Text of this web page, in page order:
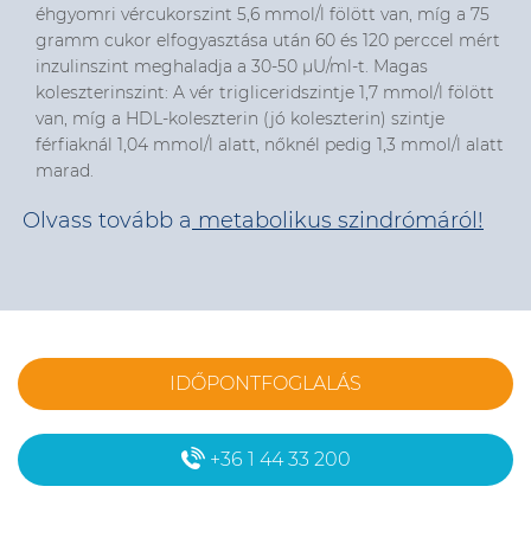
éhgyomri vércukorszint 5,6 mmol/l fölött van, míg a 75
gramm cukor elfogyasztása után 60 és 120 perccel mért
inzulinszint meghaladja a 30-50 µU/ml-t. Magas
koleszterinszint: A vér trigliceridszintje 1,7 mmol/l fölött
van, míg a HDL-koleszterin (jó koleszterin) szintje
férfiaknál 1,04 mmol/l alatt, nőknél pedig 1,3 mmol/l alatt
marad.
Olvass tovább a metabolikus szindrómáról!
IDŐPONTFOGLALÁS
+36 1 44 33 200